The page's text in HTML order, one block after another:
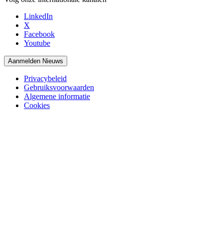
LinkedIn
X
Facebook
Youtube
Aanmelden Nieuws
Privacybeleid
Gebruiksvoorwaarden
Algemene informatie
Cookies